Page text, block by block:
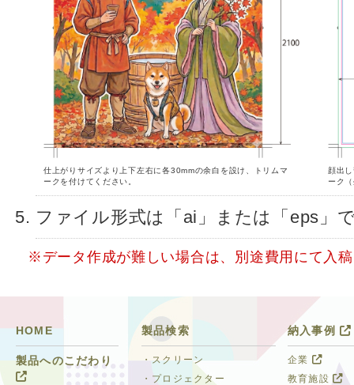
仕上がりサイズより上下左右に各30mmの余白を設け、トリムマ
ークを付けてください。
顔出
ーク
ファイル形式は「ai」または「eps」
※データ作成が難しい場合は、別途費用にて入
HOME
製品へのこだわり
納入事例
企業
教育施設
製品検索
・スクリーン
・プロジェクター